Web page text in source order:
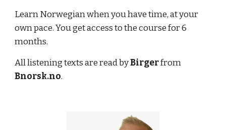
Learn Norwegian when you have time, at your
own pace. You get access to the course for 6
months.
All listening texts are read byBirgerfrom
Bnorsk.no.